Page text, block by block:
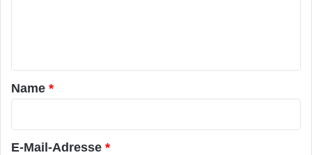
a
r
*
Name *
E-Mail-Adresse *